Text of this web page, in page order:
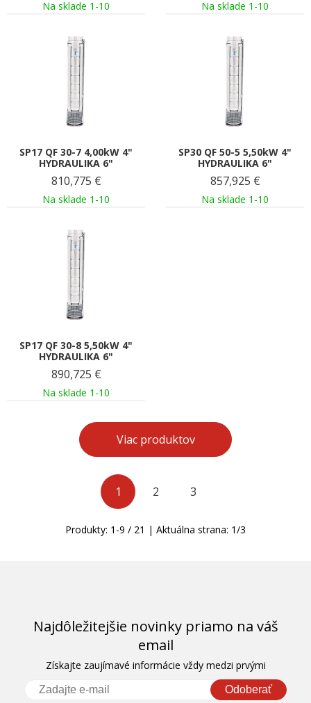
Na sklade 1-10 Na sklade 1-10
SP17 QF 30-7 4,00kW 4"
HYDRAULIKA 6"
810,775 €
Na sklade 1-10
SP30 QF 50-5 5,50kW 4"
HYDRAULIKA 6"
857,925 €
Na sklade 1-10
SP17 QF 30-8 5,50kW 4"
HYDRAULIKA 6"
890,725 €
Na sklade 1-10
Viac produktov
1 2 3
Produkty: 1 -9 / 21 | Aktuálna strana: 1/3
Najdôležitejšie novinky priamo na váš
email
Získajte zaujímavé informácie vždy medzi prvými
Odoberať